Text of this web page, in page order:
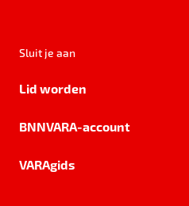
Sluit je aan
Lid worden
BNNVARA-account
VARAgids